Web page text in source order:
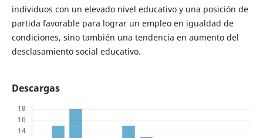
individuos con un elevado nivel educativo y una posición de
partida favorable para lograr un empleo en igualdad de
condiciones, sino también una tendencia en aumento del
desclasamiento social educativo.
Descargas